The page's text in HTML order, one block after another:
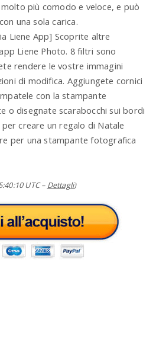
più comodo e veloce, e può
una sola carica.
Liene App] Scoprite altre
Liene Photo. 8 filtri sono
rendere le vostre immagini
di modifica. Aggiungete cornici
con la stampante
o disegnate scarabocchi sui bordi
creare un regalo di Natale
per una stampante fotografica
UTC – Dettagli)